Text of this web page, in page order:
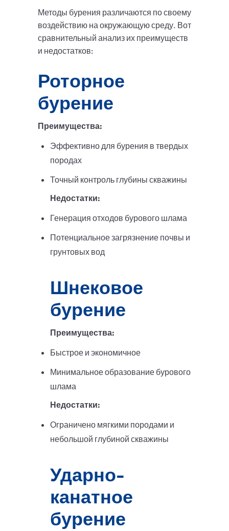
Методы бурения различаются по своему
воздействию на окружающую среду. Вот
сравнительный анализ их преимуществ
и недостатков:
Роторное
бурение
Преимущества:
Эффективно для бурения в твердых
породах
Точный контроль глубины скважины
Недостатки:
Генерация отходов бурового шлама
Потенциальное загрязнение почвы и
грунтовых вод
Шнековое
бурение
Преимущества:
Быстрое и экономичное
Минимальное образование бурового
шлама
Недостатки:
Ограничено мягкими породами и
небольшой глубиной скважины
Ударно-
канатное
бурение